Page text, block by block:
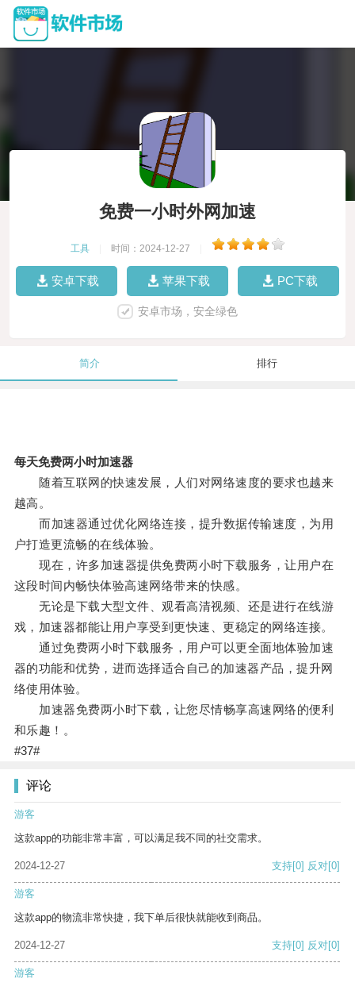
免费一小时外网加速
工具 时间：2024-12-27
安卓下载 苹果下载 PC下载
安卓市场，安全绿色
简介 排行
每天免费两小时加速器
随着互联网的快速发展，人们对网络速度的要求也越来
越高。
而加速器通过优化网络连接，提升数据传输速度，为用
户打造更流畅的在线体验。
现在，许多加速器提供免费两小时下载服务，让用户在
这段时间内畅快体验高速网络带来的快感。
无论是下载大型文件、观看高清视频、还是进行在线游
戏，加速器都能让用户享受到更快速、更稳定的网络连接。
通过免费两小时下载服务，用户可以更全面地体验加速
器的功能和优势，进而选择适合自己的加速器产品，提升网
络使用体验。
加速器免费两小时下载，让您尽情畅享高速网络的便利
和乐趣！。
#37#
评论
游客
这款app的功能非常丰富，可以满足我不同的社交需求。
2024-12-27 支持[0] 反对[0]
游客
这款app的物流非常快捷，我下单后很快就能收到商品。
2024-12-27 支持[0] 反对[0]
游客